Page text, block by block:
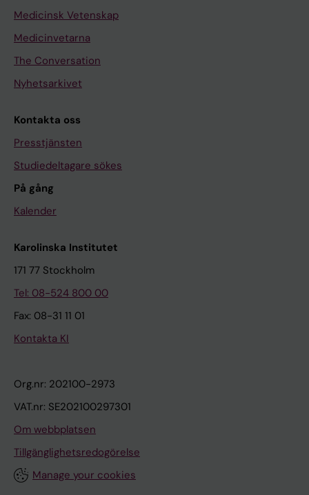
Medicinsk Vetenskap
Medicinvetarna
The Conversation
Nyhetsarkivet
Kontakta oss
Presstjänsten
Studiedeltagare sökes
På gång
Kalender
Karolinska Institutet
171 77 Stockholm
Tel: 08-524 800 00
Fax: 08-31 11 01
Kontakta KI
Org.nr: 202100-2973
VAT.nr: SE202100297301
Om webbplatsen
Tillgänglighetsredogörelse
Manage your cookies